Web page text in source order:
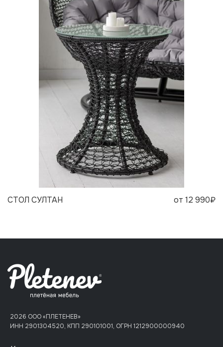
СТОЛ СУЛТАН от 12 990₽
2026 ООО «ПЛЕТЕНЕВ»
ИНН 2901304520, КПП 290101001, ОГРН 1212900000940